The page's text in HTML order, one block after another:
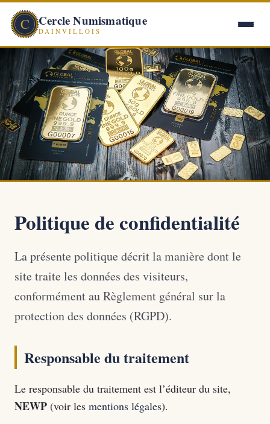
C Cercle Numismatique
DAINVILLOIS
Politique de confidentialité
La présente politique décrit la manière dont le
site traite les données des visiteurs,
conformément au Règlement général sur la
protection des données (RGPD).
Responsable du traitement
Le responsable du traitement est l’éditeur du site,
NEWP (voir les mentions légales).